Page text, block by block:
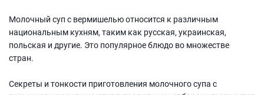
Молочный суп с вермишелью относится к различным
национальным кухням, таким как русская, украинская,
польская и другие. Это популярное блюдо во множестве
стран.
Секреты и тонкости приготовления молочного супа с